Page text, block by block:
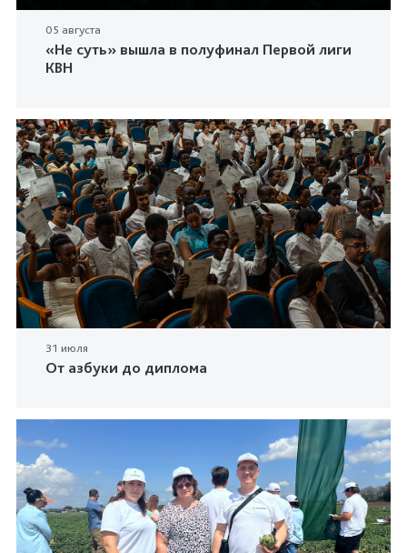
05 августа
«Не суть» вышла в полуфинал Первой лиги
КВН
31 июля
От азбуки до диплома